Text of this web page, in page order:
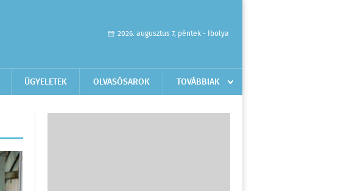
2026. augusztus 7, péntek - Ibolya
ÜGYELETEK OLVASÓSAROK TOVÁBBIAK